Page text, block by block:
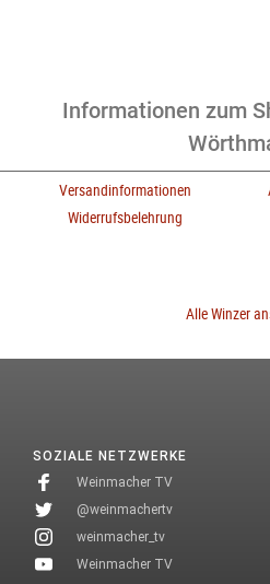
Informationen zum
Versandinformationen
Widerrufsbelehrung
Alle Winzer
SOZIALE NETZWERKE
Weinmacher TV
@weinmachertv
weinmacher_tv
Weinmacher TV